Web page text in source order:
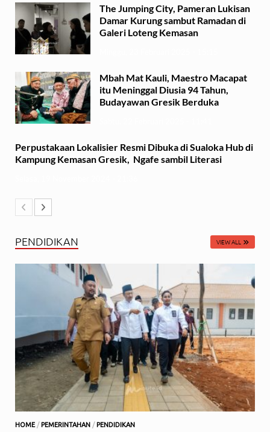
The Jumping City, Pameran Lukisan
Damar Kurung sambut Ramadan di
Galeri Loteng Kemasan
Mbah Mat Kauli, Maestro Macapat
itu Meninggal Diusia 94 Tahun,
Budayawan Gresik Berduka
Perpustakaan Lokalisier Resmi Dibuka di Sualoka Hub di
Kampung Kemasan Gresik, Ngafe sambil Literasi
PENDIDIKAN VIEW ALL
HOME/ PEMERINTAHAN / PENDIDIKAN